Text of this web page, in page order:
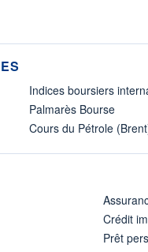
Indices boursiers
Palmarès Bourse
Cours du Pétrole
Crédit
Prêt